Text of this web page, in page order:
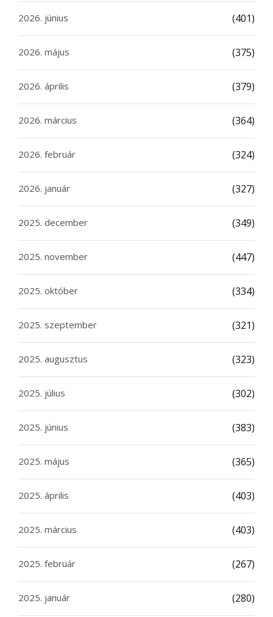
2026. június (401)
2026. május (375)
2026. április (379)
2026. március (364)
2026. február (324)
2026. január (327)
2025. december (349)
2025. november (447)
2025. október (334)
2025. szeptember (321)
2025. augusztus (323)
2025. július (302)
2025. június (383)
2025. május (365)
2025. április (403)
2025. március (403)
2025. február (267)
2025. január (280)